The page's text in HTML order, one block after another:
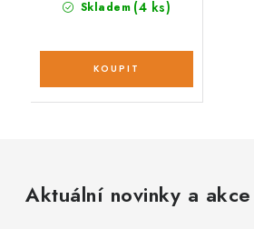
Skladem (4 ks)
Aktuální novinky a